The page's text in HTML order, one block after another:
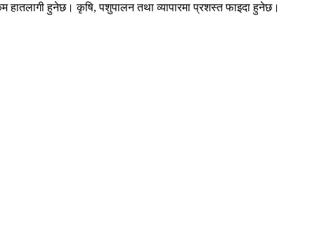
हातलागी हुनेछ। कृषि, पशुपालन तथा व्यापारमा प्रशस्त फाइदा हुनेछ।